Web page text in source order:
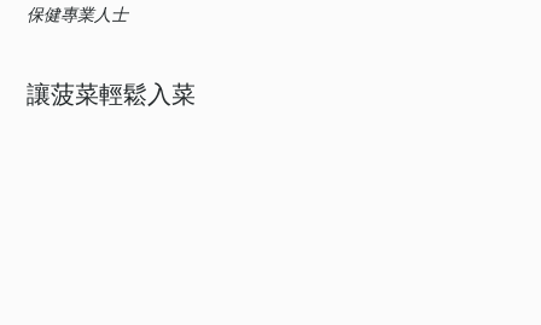
保健專業人士
讓菠菜輕鬆入菜